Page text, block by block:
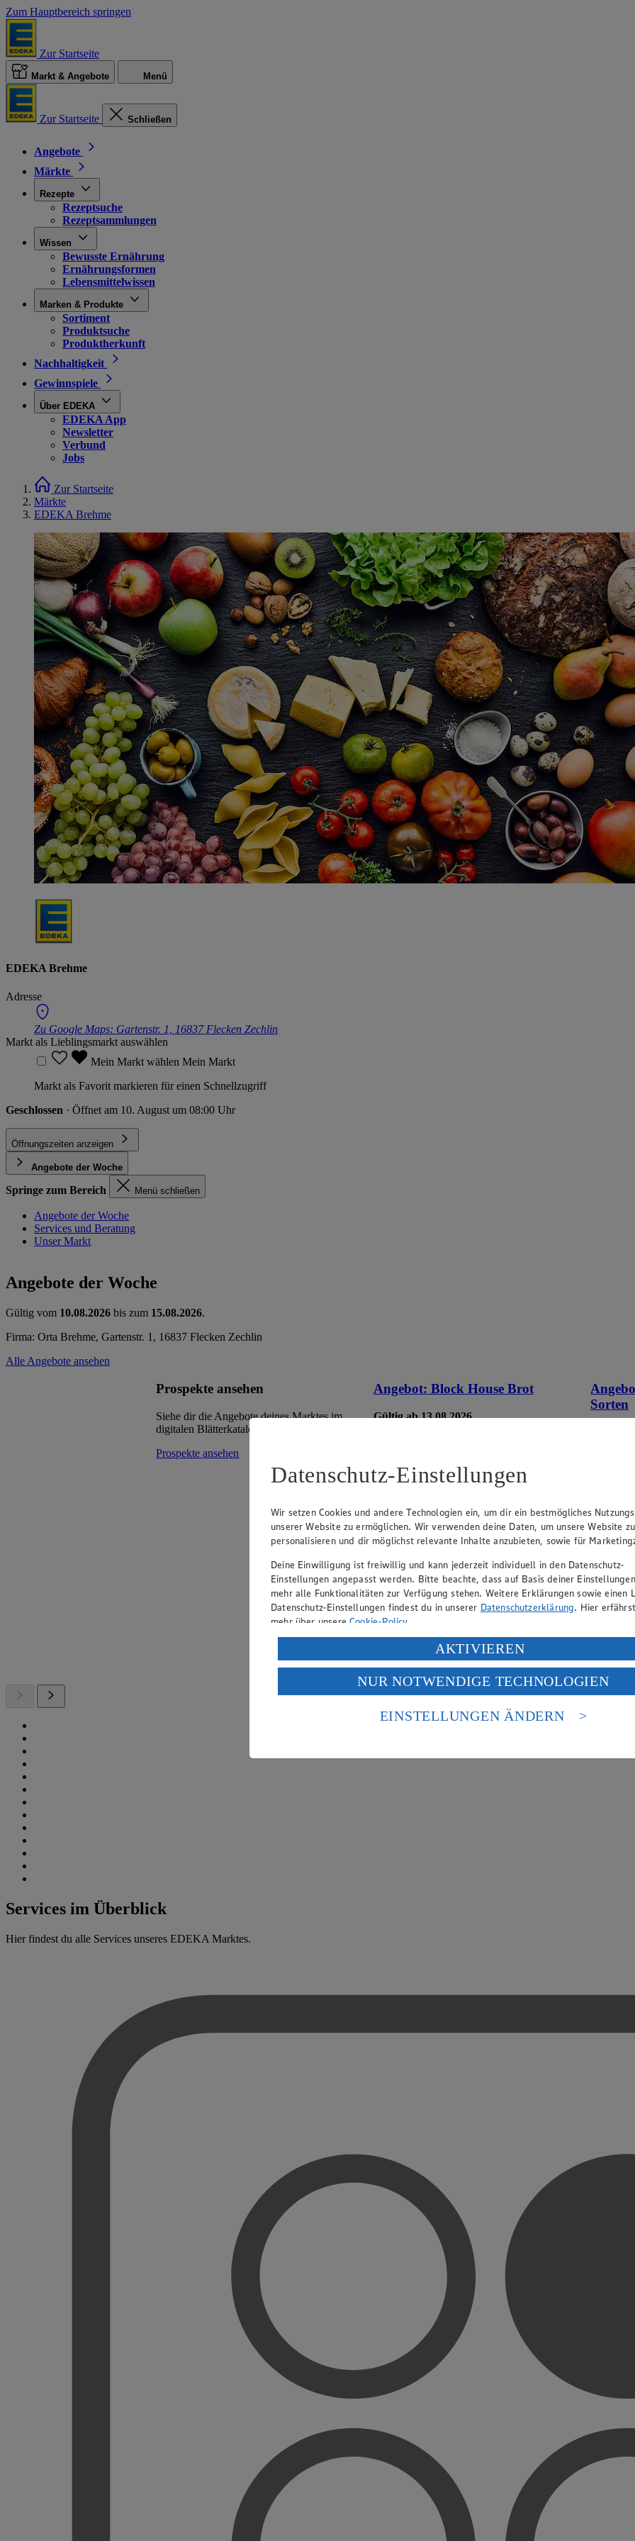
Zum Hauptbereich springen
Zur Startseite
Markt & Angebote Menü
Zur Startseite Schließen
Angebote
Märkte
Rezepte
Rezeptsuche
Rezeptsammlungen
Wissen
Bewusste Ernährung
Ernährungsformen
Lebensmittelwissen
Marken & Produkte
Sortiment
Produktsuche
Produktherkunft
Nachhaltigkeit
Gewinnspiele
Über EDEKA
EDEKA App
Newsletter
Verbund
Jobs
Zur Startseite
Märkte
EDEKA Brehme
EDEKA Brehme
Adresse
Zu Google Maps: Gartenstr. 1, 16837 Flecken Zechlin
Markt als Lieblingsmarkt auswählen
Mein Markt wählen Mein Markt
Markt als Favorit markieren für einen Schnellzugriff
Geschlossen · Öffnet am 10. August um 08:00 Uhr
Öffnungszeiten anzeigen
Angebote der Woche
Springe zum Bereich Menü schließen
Angebote der Woche
Services und Beratung
Unser Markt
Angebote der Woche
Gültig vom 10.08.2026 bis zum 15.08.2026.
Firma: Orta Brehme, Gartenstr. 1, 16837 Flecken Zechlin
Alle Angebote ansehen
Prospekte ansehen
Siehe dir die Angebote deines Marktes im
digitalen Blätterkatalog an.
Prospekte ansehen
Angebot: Block House Brot
Gültig ab 13.08.2026
versch. Sorten, 250 - 254 g, (1 kg = 7,52 -
Sorten
versch.
(1 L =
Services im Überblick
Hier findest du alle Services unseres EDEKA Marktes.
Datenschutz-Einstellungen
Wir setzen Cookies und andere Technologien ein, um dir ein bestmögliches
unserer Website zu ermöglichen. Wir verwenden deine Daten, um unsere Website zu
personalisieren und dir möglichst relevante Inhalte anzubieten, sowie für
Deine Einwilligung ist freiwillig und kann jederzeit individuell in den Datenschutz-
Einstellungen angepasst werden. Bitte beachte, dass auf Basis deiner
mehr alle Funktionalitäten zur Verfügung stehen. Weitere Erklärungen sowie einen
Datenschutz-Einstellungen findest du in unserer Datenschutzerklärung. Hier
mehr über unsereCookie-Policy.
Verarbeitung deiner personenbezogenen Daten in den USA durch Facebook und
Wenn du auf „Aktivieren“ klickst, willigst du im Sinne des Art. 49 Abs. 1 Satz 1 lit.
ein, dass deine Daten in den USA verarbeitet werden. Der EuGH sieht die USA als
einem nach europäischen Standards nicht angemessenen Datenschutzniveau an. Es
Risiko eines Zugriffs durch US-amerikanische Behörden.
AKTIVIEREN
NUR NOTWENDIGE TECHNOLOGIEN
EINSTELLUNGEN ÄNDERN